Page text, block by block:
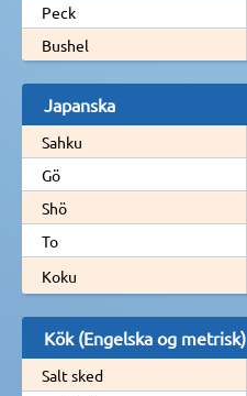
Peck
Bushel
Japanska
Sahku
Gö
Shö
To
Koku
Kök (Engelska og metrisk)
Salt sked